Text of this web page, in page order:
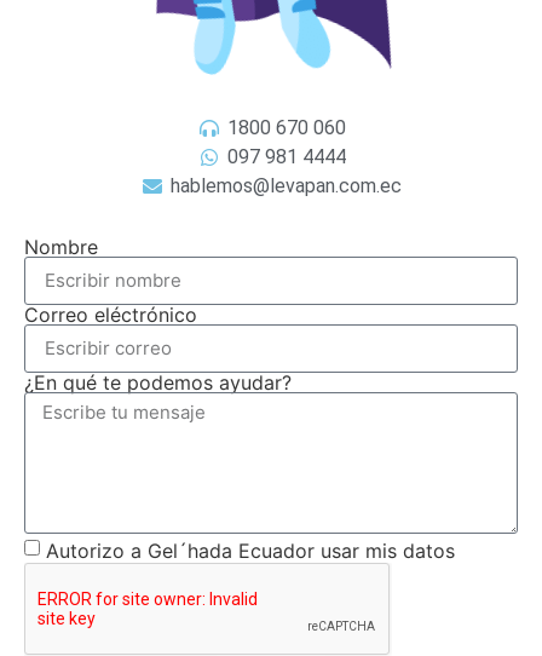
1800 670 060
097 981 4444
hablemos@levapan.com.ec
Nombre
Correo eléctrónico
¿En qué te podemos ayudar?
Autorizo a Gel´hada Ecuador usar mis datos